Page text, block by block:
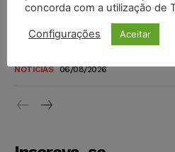
NOTÍCIAS 06/08/2026
STF inicia julgamento sobre
NOTÍCIAS 06/08/2026
concorda com a utilização de
Configurações Aceitar